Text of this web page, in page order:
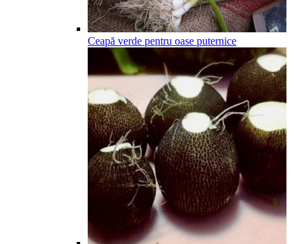
Ceapă verde pentru oase puternice